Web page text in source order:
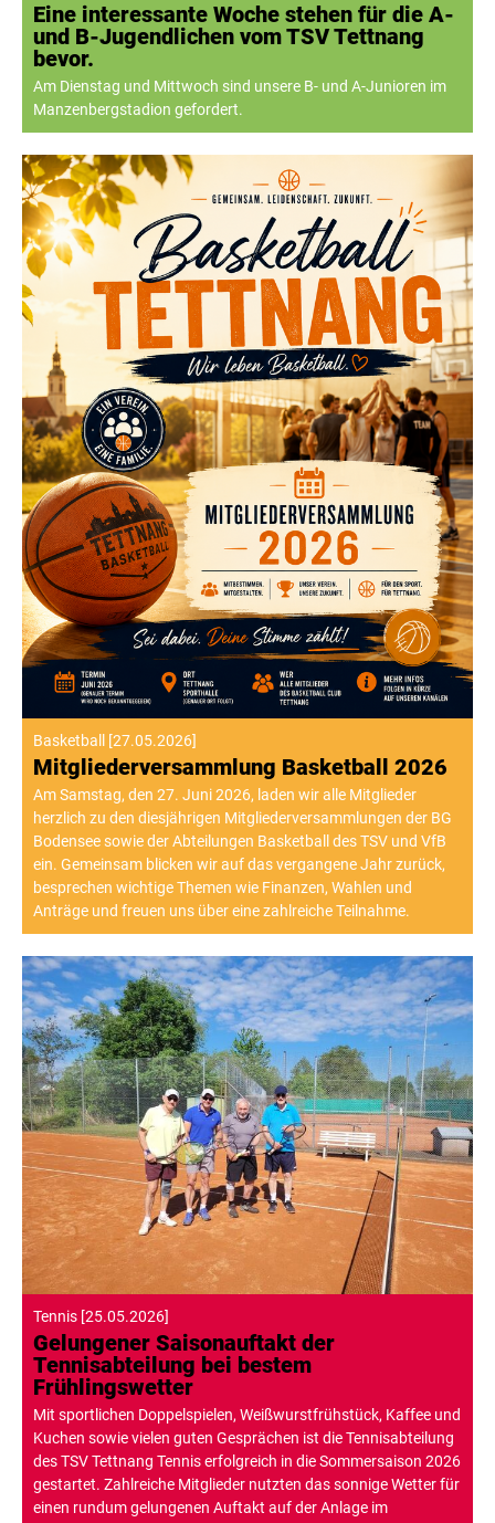
Eine interessante Woche stehen für die A-
und B-Jugendlichen vom TSV Tettnang
bevor.
Am Dienstag und Mittwoch sind unsere B- und A-Junioren im
Manzenbergstadion gefordert.
Basketball [27.05.2026]
Mitgliederversammlung Basketball 2026
Am Samstag, den 27. Juni 2026, laden wir alle Mitglieder
herzlich zu den diesjährigen Mitgliederversammlungen der BG
Bodensee sowie der Abteilungen Basketball des TSV und VfB
ein. Gemeinsam blicken wir auf das vergangene Jahr zurück,
besprechen wichtige Themen wie Finanzen, Wahlen und
Anträge und freuen uns über eine zahlreiche Teilnahme.
Tennis [25.05.2026]
Gelungener Saisonauftakt der
Tennisabteilung bei bestem
Frühlingswetter
Mit sportlichen Doppelspielen, Weißwurstfrühstück, Kaffee und
Kuchen sowie vielen guten Gesprächen ist die Tennisabteilung
des TSV Tettnang Tennis erfolgreich in die Sommersaison 2026
gestartet. Zahlreiche Mitglieder nutzten das sonnige Wetter für
einen rundum gelungenen Auftakt auf der Anlage im